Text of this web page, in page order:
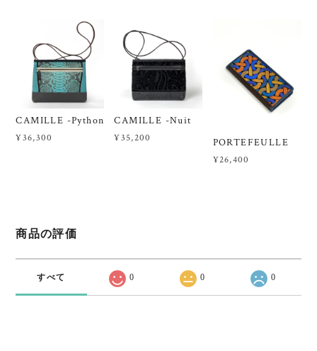
CAMILLE -Python
¥36,300
CAMILLE -Nuit
¥35,200 PORTEFEULLE
¥26,400
商品の評価
すべて 0 0 0